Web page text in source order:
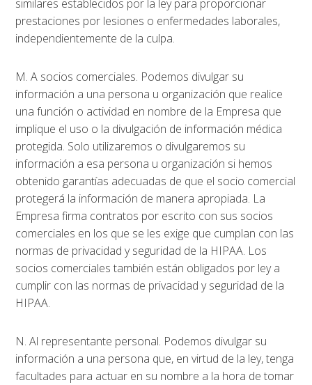
similares establecidos por la ley para proporcionar
prestaciones por lesiones o enfermedades laborales,
independientemente de la culpa.
M. A socios comerciales. Podemos divulgar su
información a una persona u organización que realice
una función o actividad en nombre de la Empresa que
implique el uso o la divulgación de información médica
protegida. Solo utilizaremos o divulgaremos su
información a esa persona u organización si hemos
obtenido garantías adecuadas de que el socio comercial
protegerá la información de manera apropiada. La
Empresa firma contratos por escrito con sus socios
comerciales en los que se les exige que cumplan con las
normas de privacidad y seguridad de la HIPAA. Los
socios comerciales también están obligados por ley a
cumplir con las normas de privacidad y seguridad de la
HIPAA.
N. Al representante personal. Podemos divulgar su
información a una persona que, en virtud de la ley, tenga
facultades para actuar en su nombre a la hora de tomar